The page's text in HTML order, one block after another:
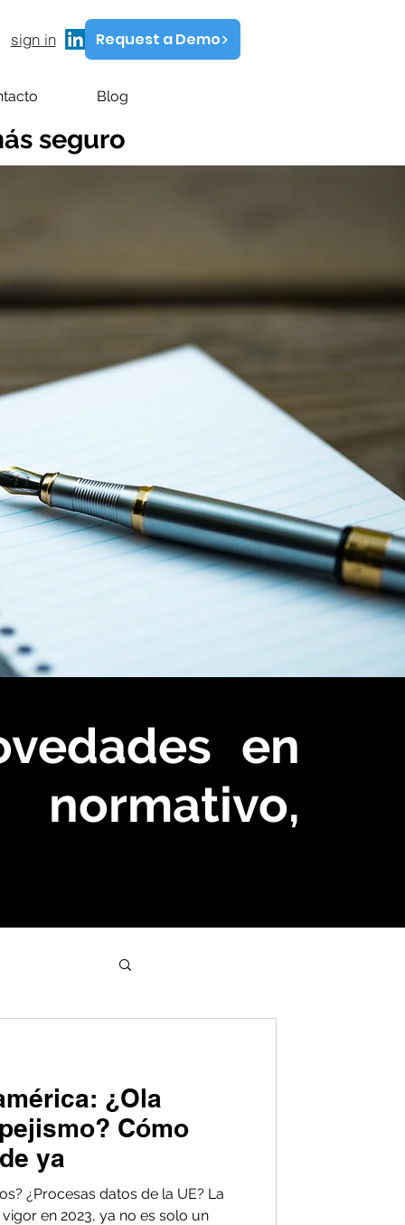
Blog
Request a Demo
sign in
seguro
en
normativo,
¿Ola
Cómo
ya
¿Procesas datos de la UE? La
en 2023, ya no es solo un